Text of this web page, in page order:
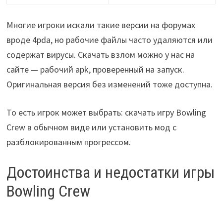
Многие игроки искали такие версии на форумах
вроде 4pda, но рабочие файлы часто удаляются или
содержат вирусы. Скачать взлом можно у нас на
сайте — рабочий apk, проверенный на запуск.
Оригинальная версия без изменений тоже доступна.
То есть игрок может выбрать: скачать игру Bowling
Crew в обычном виде или установить мод с
разблокированным прогрессом.
Достоинства и недостатки игры
Bowling Crew